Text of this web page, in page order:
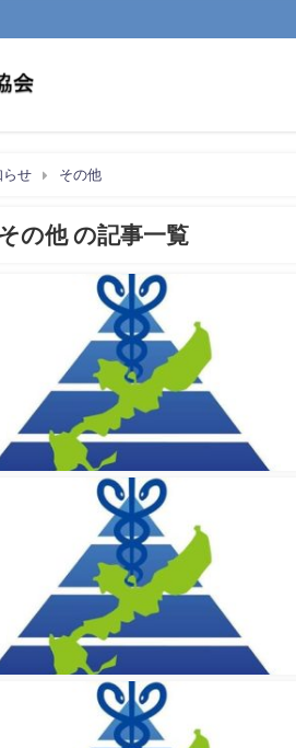
らせ その他
の他 の記事一覧